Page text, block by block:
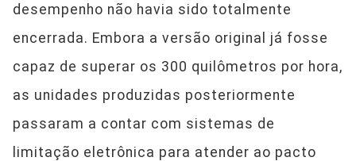
desempenho não havia sido totalmente
encerrada. Embora a versão original já fosse
capaz de superar os 300 quilômetros por hora,
as unidades produzidas posteriormente
passaram a contar com sistemas de
limitação eletrônica para atender ao pacto